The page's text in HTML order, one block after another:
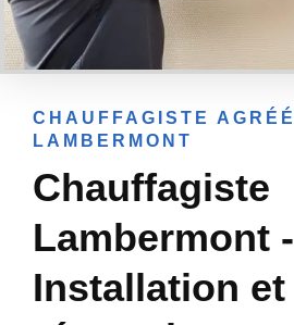
CHAUFFAGISTE
LAMBERMONT
Chauffagiste
Lambermont -
Installation et